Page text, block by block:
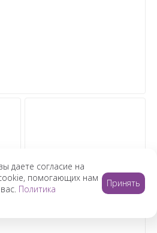
даете согласие на
помогающих нам
Политика
Принять